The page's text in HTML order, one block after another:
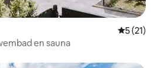
5 (21)
en sauna